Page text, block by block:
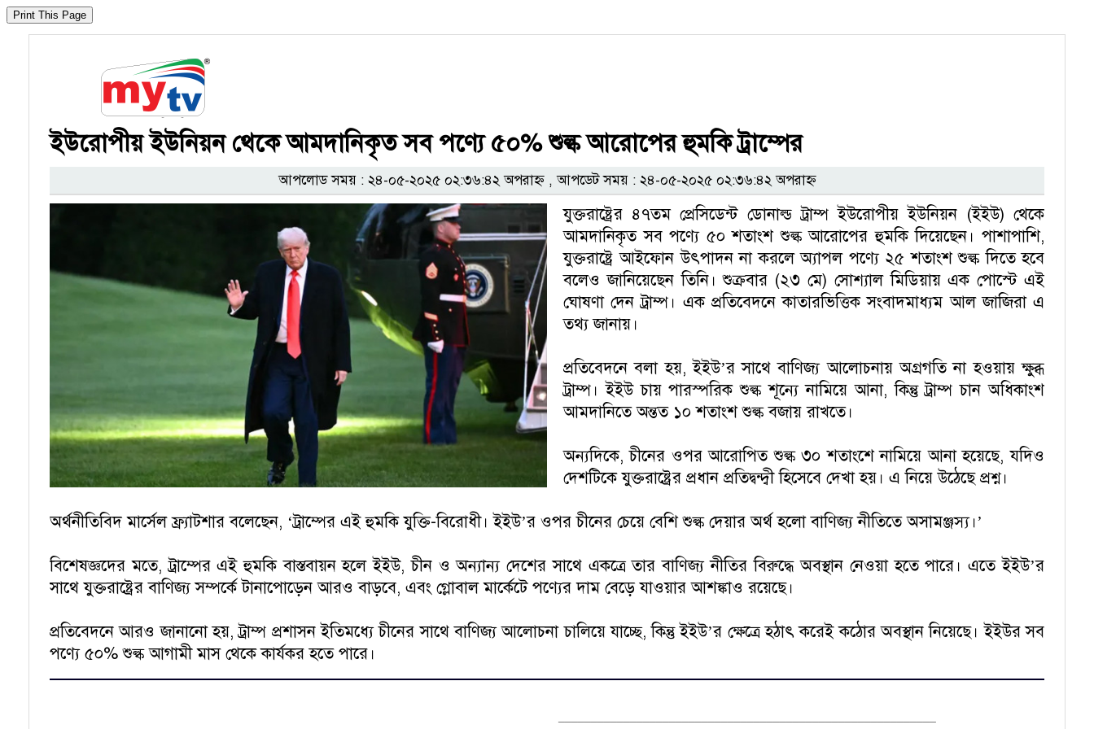
ইউরোপীয় ইউনিয়ন থেকে আমদানিকৃত সব পণ্যে ৫০% শুল্ক আরোপের হুমকি ট্রাম্পের
আপলোড সময় : ২৪-০৫-২০২৫ ০২:৩৬:৪২ অপরাহ্ন , আপডেট সময় : ২৪-০৫-২০২৫ ০২:৩৬:৪২ অপরাহ্ন
যুক্তরাষ্ট্রের ৪৭তম প্রেসিডেন্ট ডোনাল্ড ট্রাম্প ইউরোপীয় ইউনিয়ন (ইইউ) থেকে
আমদানিকৃত সব পণ্যে ৫০ শতাংশ শুল্ক আরোপের হুমকি দিয়েছেন। পাশাপাশি,
যুক্তরাষ্ট্রে আইফোন উৎপাদন না করলে অ্যাপল পণ্যে ২৫ শতাংশ শুল্ক দিতে হবে
বলেও জানিয়েছেন তিনি। শুক্রবার (২৩ মে) সোশ্যাল মিডিয়ায় এক পোস্টে এই
ঘোষণা দেন ট্রাম্প। এক প্রতিবেদনে কাতারভিত্তিক সংবাদমাধ্যম আল জাজিরা এ
তথ্য জানায়।
প্রতিবেদনে বলা হয়, ইইউ’র সাথে বাণিজ্য আলোচনায় অগ্রগতি না হওয়ায় ক্ষুব্ধ
ট্রাম্প। ইইউ চায় পারস্পরিক শুল্ক শূন্যে নামিয়ে আনা, কিন্তু ট্রাম্প চান অধিকাংশ
আমদানিতে অন্তত ১০ শতাংশ শুল্ক বজায় রাখতে।
অন্যদিকে, চীনের ওপর আরোপিত শুল্ক ৩০ শতাংশে নামিয়ে আনা হয়েছে, যদিও
দেশটিকে যুক্তরাষ্ট্রের প্রধান প্রতিদ্বন্দ্বী হিসেবে দেখা হয়। এ নিয়ে উঠেছে প্রশ্ন।
অর্থনীতিবিদ মার্সেল ফ্র্যাটশার বলেছেন, ‘ট্রাম্পের এই হুমকি যুক্তি-বিরোধী। ইইউ’র ওপর চীনের চেয়ে বেশি শুল্ক দেয়ার অর্থ হলো বাণিজ্য নীতিতে অসামঞ্জস্য।’
বিশেষজ্ঞদের মতে, ট্রাম্পের এই হুমকি বাস্তবায়ন হলে ইইউ, চীন ও অন্যান্য দেশের সাথে একত্রে তার বাণিজ্য নীতির বিরুদ্ধে অবস্থান নেওয়া হতে পারে। এতে ইইউ’র
সাথে যুক্তরাষ্ট্রের বাণিজ্য সম্পর্কে টানাপোড়েন আরও বাড়বে, এবং গ্লোবাল মার্কেটে পণ্যের দাম বেড়ে যাওয়ার আশঙ্কাও রয়েছে।
প্রতিবেদনে আরও জানানো হয়, ট্রাম্প প্রশাসন ইতিমধ্যে চীনের সাথে বাণিজ্য আলোচনা চালিয়ে যাচ্ছে, কিন্তু ইইউ’র ক্ষেত্রে হঠাৎ করেই কঠোর অবস্থান নিয়েছে। ইইউর সব
পণ্যে ৫০% শুল্ক আগামী মাস থেকে কার্যকর হতে পারে।